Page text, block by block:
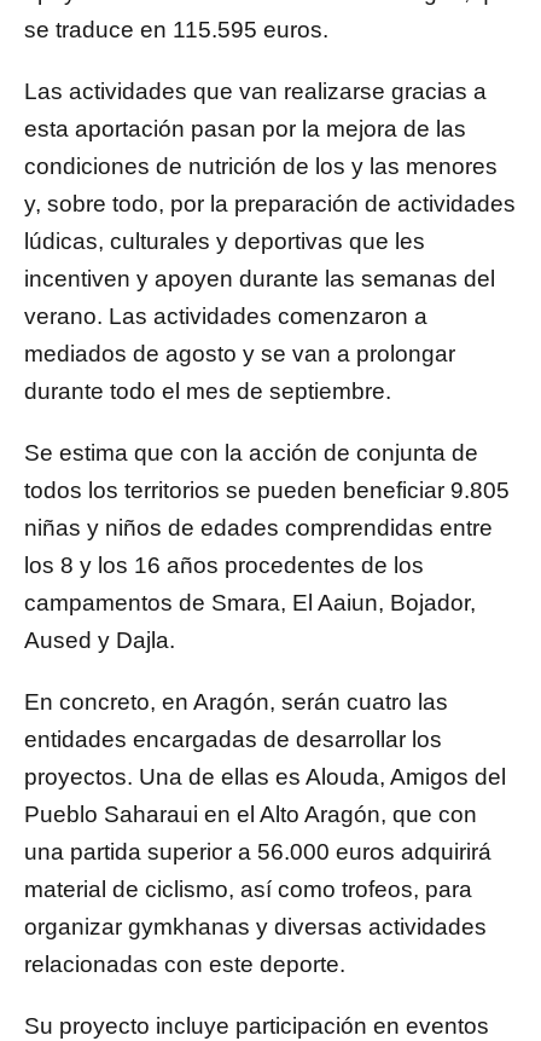
se traduce en 115.595 euros.
Las actividades que van realizarse gracias a
esta aportación pasan por la mejora de las
condiciones de nutrición de los y las menores
y, sobre todo, por la preparación de actividades
lúdicas, culturales y deportivas que les
incentiven y apoyen durante las semanas del
verano. Las actividades comenzaron a
mediados de agosto y se van a prolongar
durante todo el mes de septiembre.
Se estima que con la acción de conjunta de
todos los territorios se pueden beneficiar 9.805
niñas y niños de edades comprendidas entre
los 8 y los 16 años procedentes de los
campamentos de Smara, El Aaiun, Bojador,
Aused y Dajla.
En concreto, en Aragón, serán cuatro las
entidades encargadas de desarrollar los
proyectos. Una de ellas es Alouda, Amigos del
Pueblo Saharaui en el Alto Aragón, que con
una partida superior a 56.000 euros adquirirá
material de ciclismo, así como trofeos, para
organizar gymkhanas y diversas actividades
relacionadas con este deporte.
Su proyecto incluye participación en eventos